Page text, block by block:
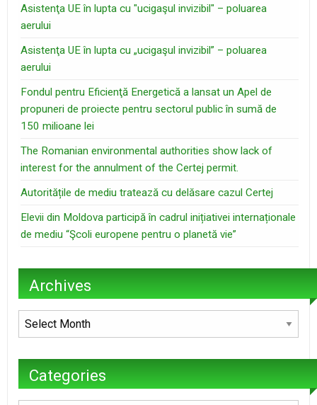
Asistenţa UE în lupta cu "ucigaşul invizibil" – poluarea
aerului
Asistenţa UE în lupta cu „ucigaşul invizibil” – poluarea
aerului
Fondul pentru Eficienţă Energetică a lansat un Apel de
propuneri de proiecte pentru sectorul public în sumă de
150 milioane lei
The Romanian environmental authorities show lack of
interest for the annulment of the Certej permit.
Autoritățile de mediu tratează cu delăsare cazul Certej
Elevii din Moldova participă în cadrul inițiativei internaționale
de mediu “Şcoli europene pentru o planetă vie”
Archives
Archives
Categories